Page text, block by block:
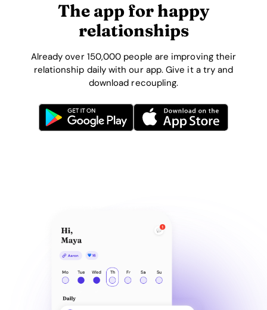
The app for happy
relationships
Already over 150,000 people are improving their
relationship daily with our app. Give it a try and
download recoupling.